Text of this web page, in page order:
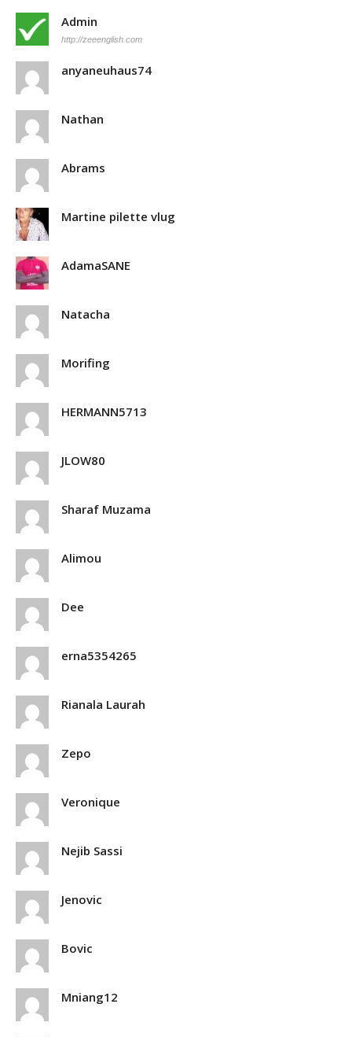
Admin
http://zeeenglish.com
anyaneuhaus74
Nathan
Abrams
Martine pilette vlug
AdamaSANE
Natacha
Morifing
HERMANN5713
JLOW80
Sharaf Muzama
Alimou
Dee
erna5354265
Rianala Laurah
Zepo
Veronique
Nejib Sassi
Jenovic
Bovic
Mniang12